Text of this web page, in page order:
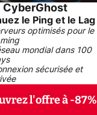
CyberGhost
le Ping et le Lag
optimisés pour le
mondial dans 100
sécurisée et
l'offre à -87%